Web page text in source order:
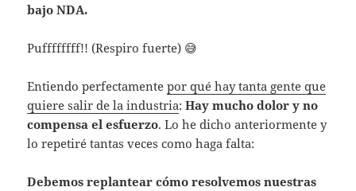
bajo NDA.
Puffffffff!! (Respiro fuerte) 😅
Entiendo perfectamentepor qué hay tanta gente que
quiere salir de la industria:Hay mucho dolor y no
compensa el esfuerzo. Lo he dicho anteriormente y
lo repetiré tantas veces como haga falta:
Debemos replantear cómo resolvemos nuestras